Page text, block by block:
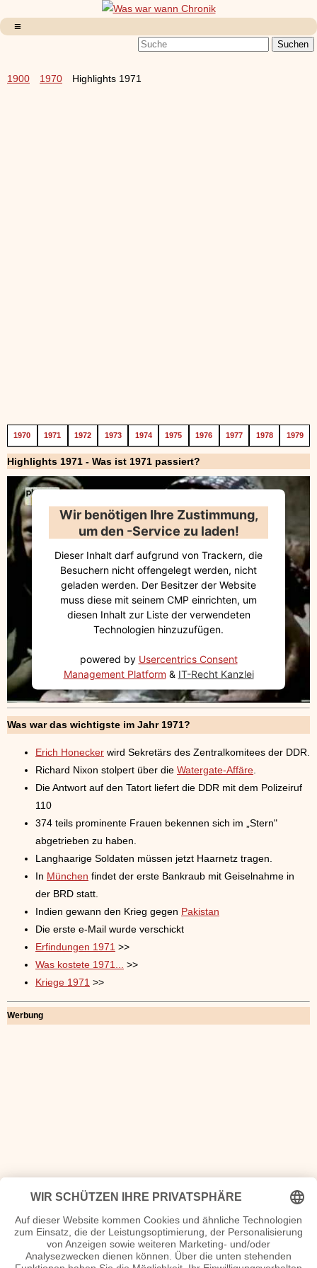
1900 1970 Highlights 1971
1970 1971 1972 1973 1974 1975 1976 1977 1978 1979
Highlights 1971 - Was ist 1971 passiert?
Wir benötigen Ihre Zustimmung,
um den -Service zu laden!
Dieser Inhalt darf aufgrund von Trackern, die
Besuchern nicht offengelegt werden, nicht
geladen werden. Der Besitzer der Website
muss diese mit seinem CMP einrichten, um
diesen Inhalt zur Liste der verwendeten
Technologien hinzuzufügen.
powered by Usercentrics Consent
Management Platform & IT-Recht Kanzlei
Was war das wichtigste im Jahr 1971?
Erich Honecker wird Sekretärs des Zentralkomitees der DDR.
Richard Nixon stolpert über die Watergate-Affäre.
Die Antwort auf den Tatort liefert die DDR mit dem Polizeiruf
110
374 teils prominente Frauen bekennen sich im „Stern"
abgetrieben zu haben.
Langhaarige Soldaten müssen jetzt Haarnetz tragen.
In München findet der erste Bankraub mit Geiselnahme in
der BRD statt.
Indien gewann den Krieg gegen Pakistan
Die erste e-Mail wurde verschickt
Erfindungen 1971 >>
Was kostete 1971... >>
Kriege 1971 >>
Werbung